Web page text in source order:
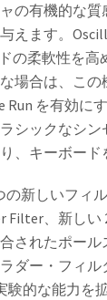
の有機的な
えます。
の柔軟性を
場合は、こ
Run を有効
シックなシ
、キーボー
新しいフィ
Filter、新し
されたポー
ダー・フィ
験的な能力を